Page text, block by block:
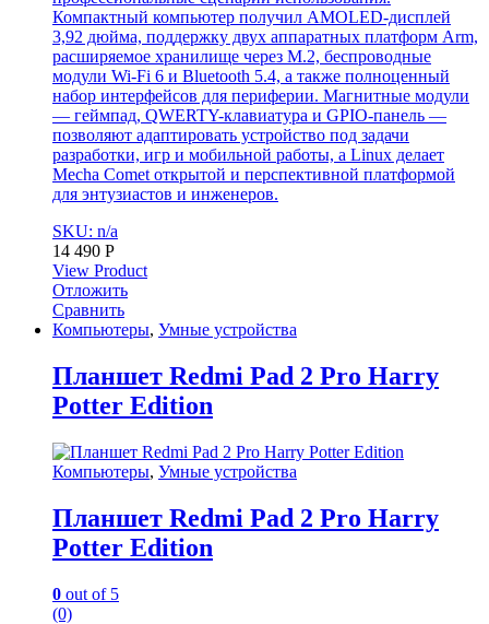
Компактный компьютер получил AMOLED-дисплей
3,92 дюйма, поддержку двух аппаратных платформ Arm,
расширяемое хранилище через M.2, беспроводные
модули Wi-Fi 6 и Bluetooth 5.4, а также полноценный
набор интерфейсов для периферии. Магнитные модули
— геймпад, QWERTY-клавиатура и GPIO-панель —
позволяют адаптировать устройство под задачи
разработки, игр и мобильной работы, а Linux делает
Mecha Comet открытой и перспективной платформой
для энтузиастов и инженеров.
SKU: n/a
14 490 Р
View Product
Отложить
Сравнить
Компьютеры, Умные устройства
Планшет Redmi Pad 2 Pro Harry
Potter Edition
Компьютеры, Умные устройства
Планшет Redmi Pad 2 Pro Harry
Potter Edition
0 out of 5
(0)